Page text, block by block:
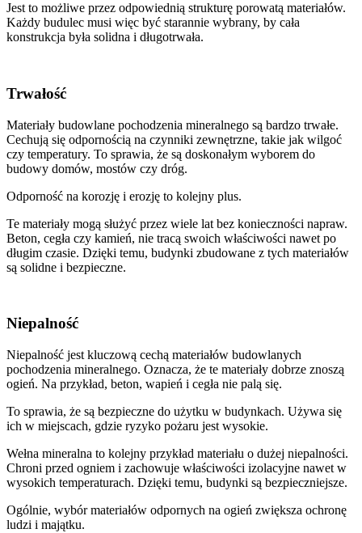
Jest to możliwe przez odpowiednią strukturę porowatą materiałów.
Każdy budulec musi więc być starannie wybrany, by cała
konstrukcja była solidna i długotrwała.
Trwałość
Materiały budowlane pochodzenia mineralnego są bardzo trwałe.
Cechują się odpornością na czynniki zewnętrzne, takie jak wilgoć
czy temperatury. To sprawia, że są doskonałym wyborem do
budowy domów, mostów czy dróg.
Odporność na korozję i erozję to kolejny plus.
Te materiały mogą służyć przez wiele lat bez konieczności napraw.
Beton, cegła czy kamień, nie tracą swoich właściwości nawet po
długim czasie. Dzięki temu, budynki zbudowane z tych materiałów
są solidne i bezpieczne.
Niepalność
Niepalność jest kluczową cechą materiałów budowlanych
pochodzenia mineralnego. Oznacza, że te materiały dobrze znoszą
ogień. Na przykład, beton, wapień i cegła nie palą się.
To sprawia, że są bezpieczne do użytku w budynkach. Używa się
ich w miejscach, gdzie ryzyko pożaru jest wysokie.
Wełna mineralna to kolejny przykład materiału o dużej niepalności.
Chroni przed ogniem i zachowuje właściwości izolacyjne nawet w
wysokich temperaturach. Dzięki temu, budynki są bezpieczniejsze.
Ogólnie, wybór materiałów odpornych na ogień zwiększa ochronę
ludzi i majątku.